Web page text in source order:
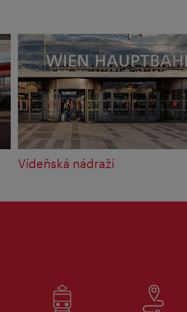
Vídeňská nádraží